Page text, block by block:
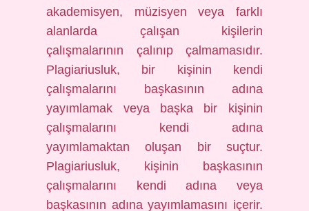
akademisyen, müzisyen veya farklı
alanlarda çalışan kişilerin
çalışmalarının çalınıp çalmamasıdır.
Plagiariusluk, bir kişinin kendi
çalışmalarını başkasının adına
yayımlamak veya başka bir kişinin
çalışmalarını kendi adına
yayımlamaktan oluşan bir suçtur.
Plagiariusluk, kişinin başkasının
çalışmalarını kendi adına veya
başkasının adına yayımlamasını içerir.